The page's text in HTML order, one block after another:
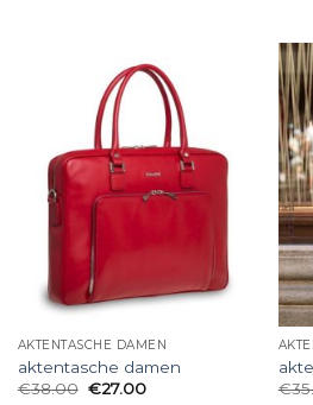
AKTENTASCHE DAMEN
aktentasche damen
€38.00 €27.00
€